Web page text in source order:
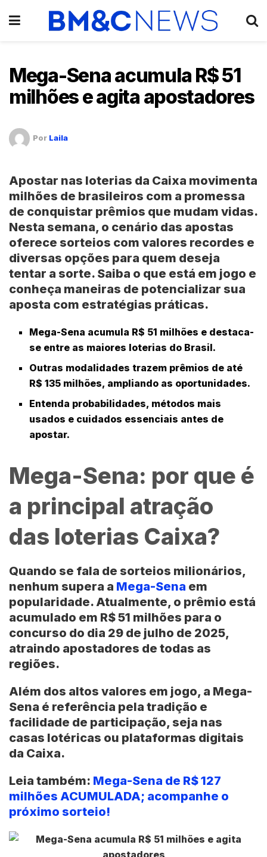
Mega-Sena acumula R$ 51
milhões e agita apostadores
Por Laila
Apostar nas loterias da Caixa movimenta
milhões de brasileiros com a promessa
de conquistar prêmios que mudam vidas.
Nesta semana, o cenário das apostas
oferece sorteios com valores recordes e
diversas opções para quem deseja
tentar a sorte. Saiba o que está em jogo e
conheça maneiras de potencializar sua
aposta com estratégias práticas.
Mega-Sena acumula R$ 51 milhões e destaca-
se entre as maiores loterias do Brasil.
Outras modalidades trazem prêmios de até
R$ 135 milhões, ampliando as oportunidades.
Entenda probabilidades, métodos mais
usados e cuidados essenciais antes de
apostar.
Mega-Sena: por que é
a principal atração
das loterias Caixa?
Quando se fala de sorteios milionários,
nenhum supera a Mega-Sena em
popularidade. Atualmente, o prêmio está
acumulado em R$ 51 milhões para o
concurso do dia 29 de julho de 2025,
atraindo apostadores de todas as
regiões.
Além dos altos valores em jogo, a Mega-
Sena é referência pela tradição e
facilidade de participação, seja nas
casas lotéricas ou plataformas digitais
da Caixa.
Leia também: Mega-Sena de R$ 127
milhões ACUMULADA; acompanhe o
próximo sorteio!